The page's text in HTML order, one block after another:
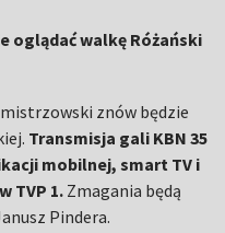
oglądać walkę Różański
znów będzie
Transmisja gali KBN 35
mobilnej, smart TV i
TVP 1. Zmagania będą
Pindera.